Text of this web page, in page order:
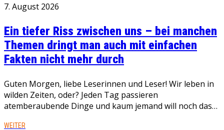
7. August 2026
Ein tiefer Riss zwischen uns – bei manchen
Themen dringt man auch mit einfachen
Fakten nicht mehr durch
Guten Morgen, liebe Leserinnen und Leser! Wir leben in
wilden Zeiten, oder? Jeden Tag passieren
atemberaubende Dinge und kaum jemand will noch das…
WEITER